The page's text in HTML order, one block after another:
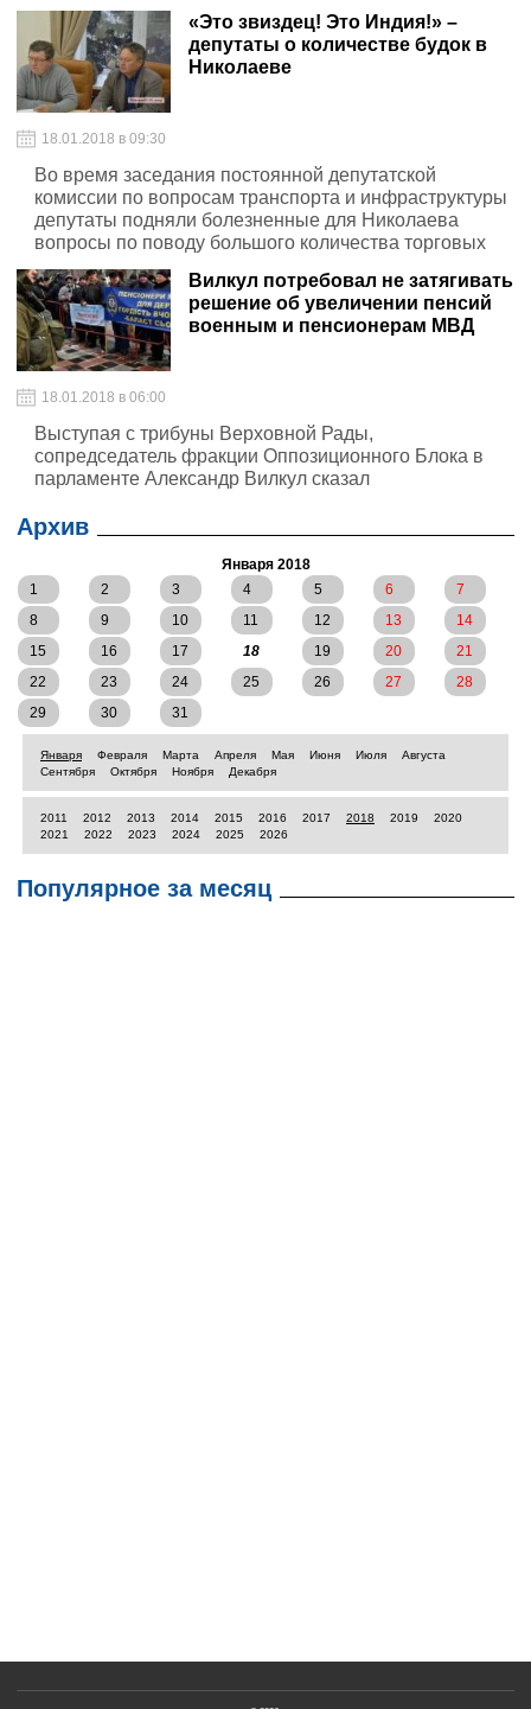
«Это звиздец! Это Индия!» –
депутаты о количестве будок в
Николаеве
18.01.2018 в 09:30
Во время заседания постоянной депутатской
комиссии по вопросам транспорта и инфраструктуры
депутаты подняли болезненные для Николаева
вопросы по поводу большого количества торговых
киосков и стихийной торговли
Вилкул потребовал не затягивать
решение об увеличении пенсий
военным и пенсионерам МВД
18.01.2018 в 06:00
Выступая с трибуны Верховной Рады,
сопредседатель фракции Оппозиционного Блока в
парламенте Александр Вилкул сказал
Архив
Января 2018
1
2 3 4 5 6
7
8
9 10 11 12 13
14
15
16 17 18 19 20
21
22
23 24 25 26 27
28
29
30 31
Января Февраля Марта Апреля Мая Июня Июля
Августа
Сентября
Октября Ноября Декабря
2011 2012 2013 2014 2015 2016 2017 2018 2019
2020
2021
2022 2023 2024 2025 2026
Популярное за месяц